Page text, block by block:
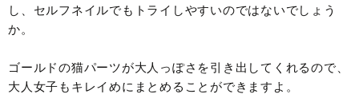
し、セルフネイルでもトライしやすいのではないでしょう
か。
ゴールドの猫パーツが大人っぽさを引き出してくれるので、
大人女子もキレイめにまとめることができますよ。